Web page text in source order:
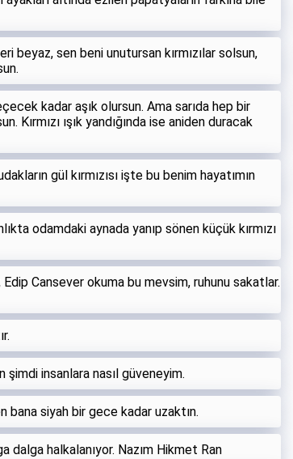
beyaz, sen beni unutursan kırmızılar solsun,
kadar aşık olursun. Ama sarıda hep bir
Kırmızı ışık yandığında ise aniden duracak
gül kırmızısı işte bu benim hayatımın
odamdaki aynada yanıp sönen küçük kırmızı
Edip Cansever okuma bu mevsim, ruhunu sakatlar.
şimdi insanlara nasıl güveneyim.
bana siyah bir gece kadar uzaktın.
dalga halkalanıyor. Nazım Hikmet Ran